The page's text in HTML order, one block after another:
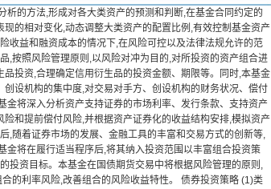
的方法,形成对各大类资产的预测和判断,在基金合同约定的
的相对变化,动态调整大类资产的配置比例,有效控制基金资产
收益和融资成本的情况下,在风险可控以及法律法规允许的范
,按照风险管理原则,以风险对冲为目的,对所投资的资产组合进
投资,合理确定信用衍生品的投资金额、期限等。同时,本基金
设机构的集中度,对交易对手方、创设机构的财务状况、偿付
将深入分析资产支持证券的市场利率、发行条款、支持资产
和提前偿付风险,并根据资产证券化的收益结构安排,模拟资产
,随着证券市场的发展、金融工具的丰富和交易方式的创新等,
将在履行适当程序后,将其纳入投资范围以丰富组合投资策
投资目标。本基金在国债期货交易中将根据风险管理的原则,
的利率风险,改善组合的风险收益特性。 债券投资策略 (1)类